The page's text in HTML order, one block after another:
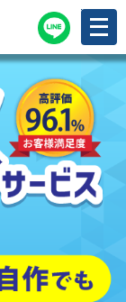
メ
ニ
ュ
ー
開
く